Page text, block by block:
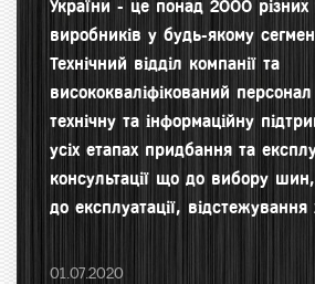
України - це понад 2000 різних
виробників у будь-якому
Технічний відділ компанії та
висококваліфікований
технічну та інформаційну
усіх етапах придбання та
консультації що до вибору шин,
до експлуатації, відстежування
01.07.2020